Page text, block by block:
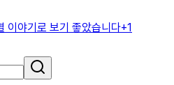
이야기로 보기 좋았습니다+1